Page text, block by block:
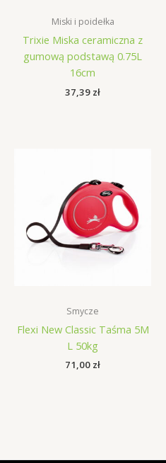
Miski i poidełka
Trixie Miska ceramiczna z
gumową podstawą 0.75L
16cm
37,39 zł
Smycze
Flexi New Classic Taśma 5M
L 50kg
71,00 zł